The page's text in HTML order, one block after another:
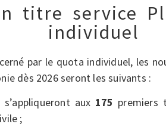
titre service
individuel
par le quota individuel, les
dès 2026 seront les suivants :
s’appliqueront aux 175 premiers
;